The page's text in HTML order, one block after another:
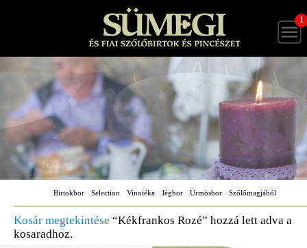
1
Birtokbor Selection Vinotéka Jégbor Ürmösbor Szőlőmagjából
Kosár megtekintése “Kékfrankos Rozé” hozzá lett adva a
kosaradhoz.